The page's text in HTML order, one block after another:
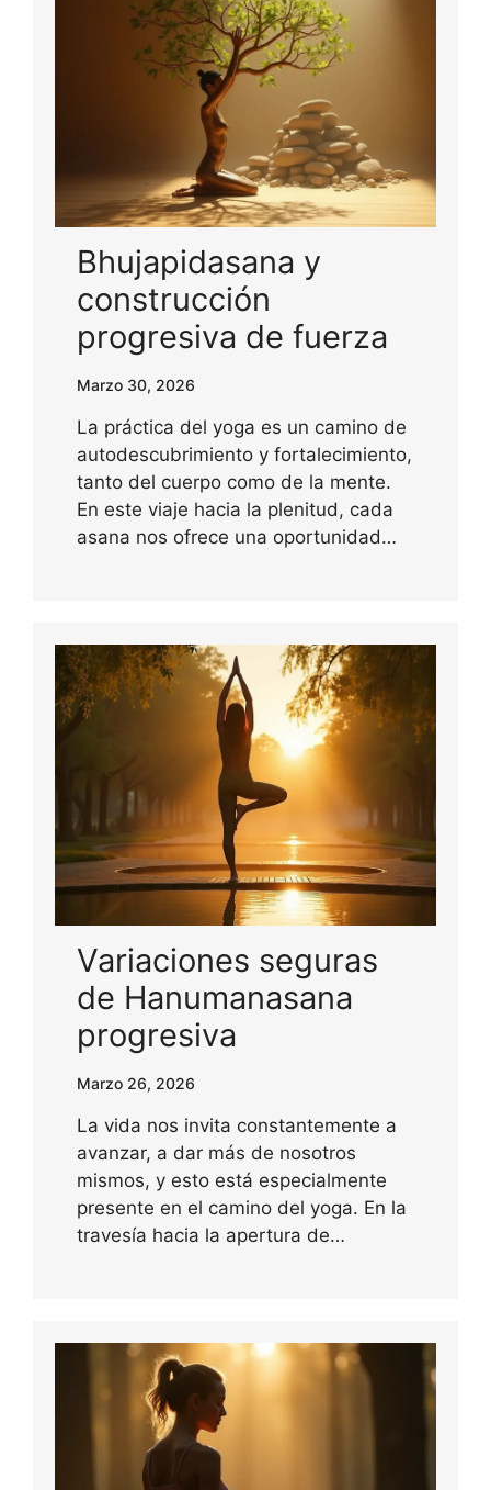
Bhujapidasana y
construcción
progresiva de fuerza
Marzo 30, 2026
La práctica del yoga es un camino de
autodescubrimiento y fortalecimiento,
tanto del cuerpo como de la mente.
En este viaje hacia la plenitud, cada
asana nos ofrece una oportunidad…
Variaciones seguras
de Hanumanasana
progresiva
Marzo 26, 2026
La vida nos invita constantemente a
avanzar, a dar más de nosotros
mismos, y esto está especialmente
presente en el camino del yoga. En la
travesía hacia la apertura de…